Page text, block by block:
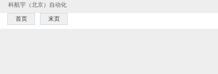
科航宇（北京）自动化
工程技术有限公司
首页 末页